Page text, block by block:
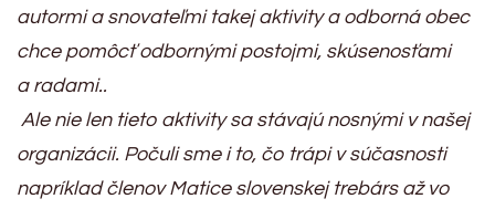
autormi a snovateľmi takej aktivity a odborná obec
chce pomôcť odbornými postojmi, skúsenosťami
a radami..
Ale nie len tieto aktivity sa stávajú nosnými v našej
organizácii. Počuli sme i to, čo trápi v súčasnosti
napríklad členov Matice slovenskej trebárs až vo